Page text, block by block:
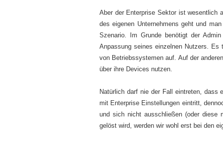
Aber der Enterprise Sektor ist wesentlich
des eigenen Unternehmens geht und
Szenario. Im Grunde benötigt der
Anpassung seines einzelnen Nutzers. Es
von Betriebssystemen auf. Auf der
über ihre Devices nutzen.
Natürlich darf nie der Fall eintreten, dass
mit Enterprise Einstellungen eintritt,
und sich nicht ausschließen (oder diese
gelöst wird, werden wir wohl erst bei den